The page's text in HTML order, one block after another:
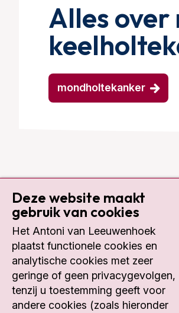
Alles over
mondholtekanker
Contact
Plesmanlaan 121
1066 CX Amsterdam
020 512 9111
Deze website maakt
gebruik van cookies
Het Antoni van Leeuwenhoek
plaatst functionele cookies en
analytische cookies met zeer
geringe of geen privacygevolgen,
tenzij u toestemming geeft voor
andere cookies (zoals hieronder